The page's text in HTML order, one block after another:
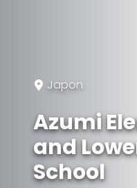
Japon
Azumi
and
School